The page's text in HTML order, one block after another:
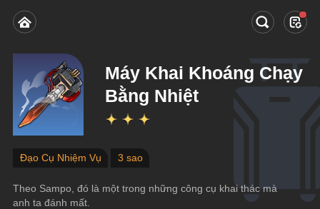
Máy Khai Khoáng Chạy
Bằng Nhiệt
Đạo Cụ Nhiệm Vụ 3 sao
Theo Sampo, đó là một trong những công cụ khai thác mà
anh ta đánh mất.